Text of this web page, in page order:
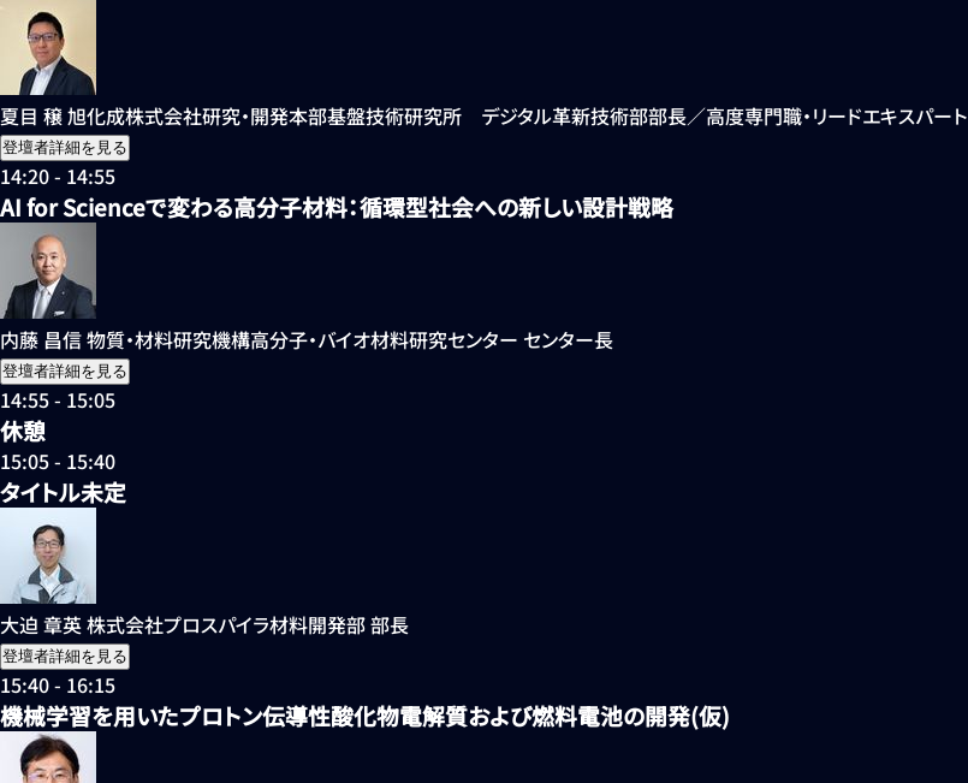
夏目 穣旭化成株式会社研究・開発本部基盤技術研究所 デジタル革新技術部部長／高度専門職・リードエキスパート
登壇者詳細を見る
14:20 - 14:55
AI for Scienceで変わる高分子材料：循環型社会への新しい設計戦略
内藤 昌信物質・材料研究機構高分子・バイオ材料研究センター センター長
登壇者詳細を見る
14:55 - 15:05
休憩
15:05 - 15:40
タイトル未定
大迫 章英株式会社プロスパイラ材料開発部 部長
登壇者詳細を見る
15:40 - 16:15
機械学習を用いたプロトン伝導性酸化物電解質および燃料電池の開発(仮)